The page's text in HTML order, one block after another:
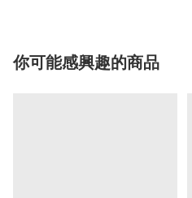
你可能感興趣的商品